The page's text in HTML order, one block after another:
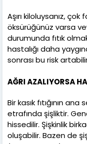
Aşırı kiloluysanız, çok
öksürüğünüz varsa
durumunda fıtık olmak
hastalığı daha
sonrası bu risk
AĞRI AZALIYORSA
Bir kasık fıtığının
etrafında şişliktir.
hissedilir. Şişkinlik
oluşabilir. Bazen de